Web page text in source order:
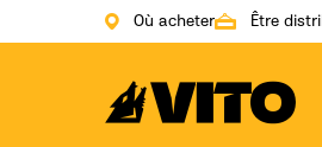
Où acheter Être
Aller à la page principale